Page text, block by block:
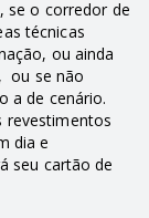
se o corredor de
técnicas
ou ainda
ou se não
a de cenário.
revestimentos
dia e
seu cartão de